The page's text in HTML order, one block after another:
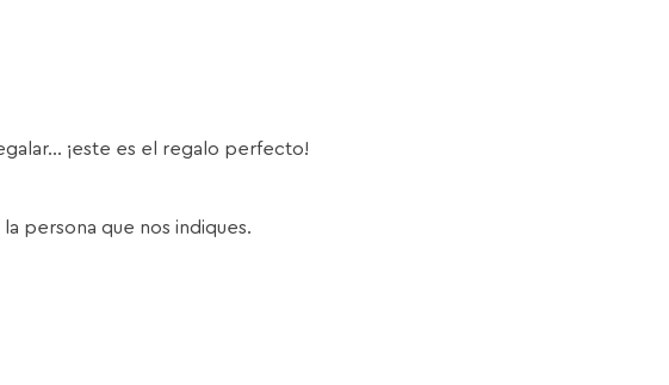
¡este es el regalo perfecto!
persona que nos indiques.